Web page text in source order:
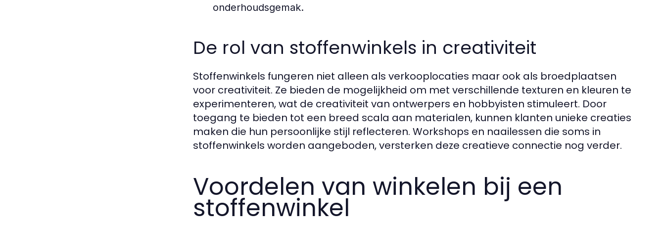
onderhoudsgemak.
De rol van stoffenwinkels in creativiteit
Stoffenwinkels fungeren niet alleen als verkooplocaties maar ook als broedplaatsen
voor creativiteit. Ze bieden de mogelijkheid om met verschillende texturen en kleuren te
experimenteren, wat de creativiteit van ontwerpers en hobbyisten stimuleert. Door
toegang te bieden tot een breed scala aan materialen, kunnen klanten unieke creaties
maken die hun persoonlijke stijl reflecteren. Workshops en naailessen die soms in
stoffenwinkels worden aangeboden, versterken deze creatieve connectie nog verder.
Voordelen van winkelen bij een
stoffenwinkel